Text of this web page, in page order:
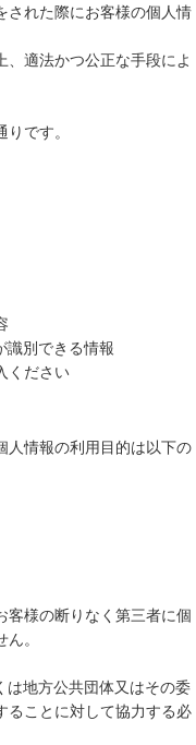
された際にお客様の個人情
適法かつ公正な手段によ
です。
識別できる情報
ください
人情報の利用目的は以下の
客様の断りなく第三者に個
。
は地方公共団体又はその委
ることに対して協力する必